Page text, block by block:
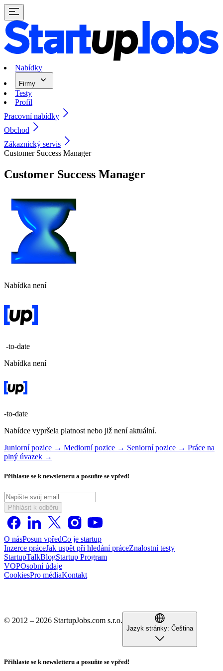
Nabídky
Firmy
Testy
Profil
Pracovní nabídky
Obchod
Zákaznický servis
Customer Success Manager
Customer Success Manager
Nabídka není
-to-date
Nabídka není
-to-date
Nabídce vypršela platnost nebo již není aktuální.
Juniorní pozice → Mediorní pozice → Seniorní pozice → Práce na
plný úvazek →
Přihlaste se k newsletteru a posuňte se vpřed!
Přihlásit k odběru
O násPosun vpředCo je startup
Inzerce práceJak uspět při hledání práceZnalostní testy
StartupTalkBlogStartup Program
VOPOsobní údaje
CookiesPro médiaKontakt
© 2012 – 2026 StartupJobs.com s.r.o.
Jazyk stránky: Čeština
Přihlaste se k newsletteru a posuňte se vpřed!